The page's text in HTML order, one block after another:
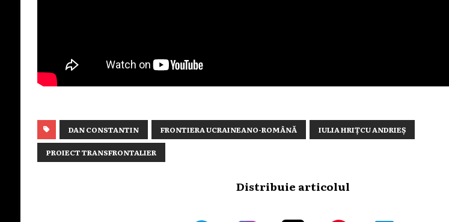
DAN CONSTANTIN FRONTIERA UCRAINEANO-ROMÂNĂ IULIA HRIȚCU ANDRIEȘ
PROIECT TRANSFRONTALIER
Distribuie articolul